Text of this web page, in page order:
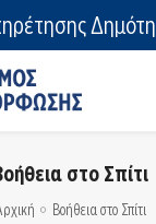
Δημότη
στο Σπίτι
Βοήθεια στο Σπίτι